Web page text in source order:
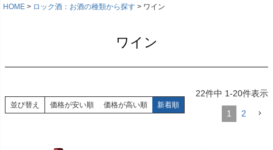
HOME ロック酒：お酒の種類から探す ワイン
ワイン
並び替え 価格が安い順 価格が高い順 新着順
22件中 1-20件表示
1 2